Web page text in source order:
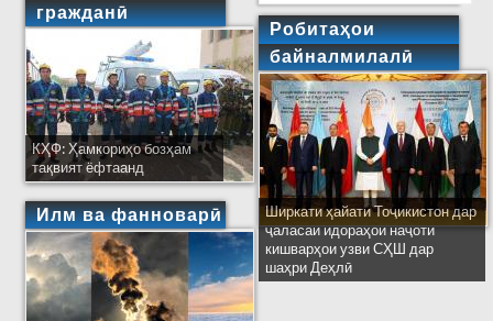
гражданӣ
КҲФ: Ҳамкориҳо бозҳам
тақвият ёфтаанд
Илм ва фанноварӣ
Робитаҳои
байналмилалӣ
Ширкати ҳайати Тоҷикистон дар
ҷаласаи идораҳои наҷоти
кишварҳои узви СҲШ дар
шаҳри Деҳлӣ